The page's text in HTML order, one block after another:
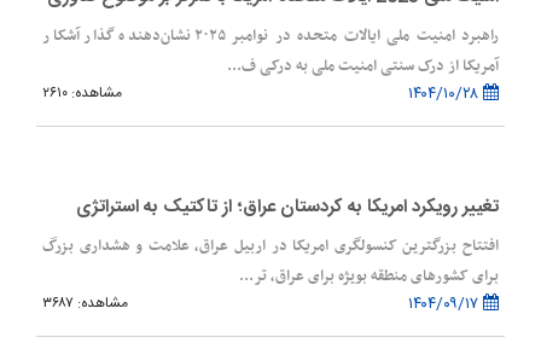
راهبرد امنیت ملی ایالات متحده در نوامبر ۲۰۲۵ نشان‌دهنده گذار آشکار
آمریکا از درک سنتی امنیت ملی به درکی ف...
مشاهده: ۲۶۱۰
تغییر رویکرد امریکا به کردستان عراق؛ از تاکتیک به استراتژی
افتتاح بزرگترین کنسولگری امریکا در اربیل عراق، علامت و هشداری بزرگ
برای کشورهای منطقه بویژه برای عراق، تر...
مشاهده: ۳۶۸۷